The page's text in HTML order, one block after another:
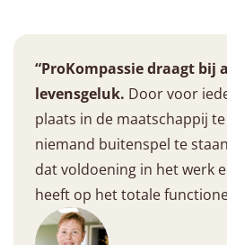
“ProKompassie draagt bij
levensgeluk. Door voor
plaats in de maatschappij
niemand buitenspel te
dat voldoening in het werk
heeft op het totale